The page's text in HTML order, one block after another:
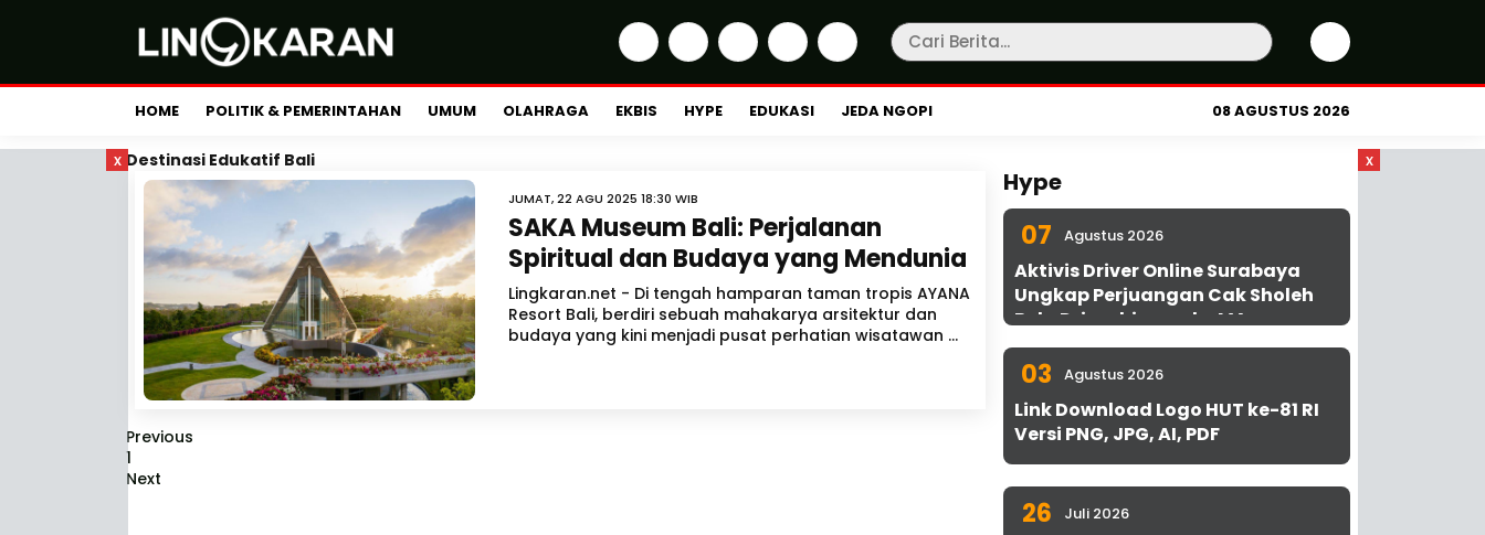
HOME POLITIK & PEMERINTAHAN UMUM OLAHRAGA EKBIS HYPE EDUKASI JEDA NGOPI 08 AGUSTUS 2026
x x
Destinasi Edukatif Bali
JUMAT, 22 AGU 2025 18:30 WIB
SAKA Museum Bali: Perjalanan
Spiritual dan Budaya yang Mendunia
Lingkaran.net - Di tengah hamparan taman tropis AYANA
Resort Bali, berdiri sebuah mahakarya arsitektur dan
budaya yang kini menjadi pusat perhatian wisatawan ...
Previous
1
Next
Hype
07 Agustus 2026
Aktivis Driver Online Surabaya
Ungkap Perjuangan Cak Sholeh
Bela Driver hingga ke MA
03 Agustus 2026
Link Download Logo HUT ke-81 RI
Versi PNG, JPG, AI, PDF
26 Juli 2026